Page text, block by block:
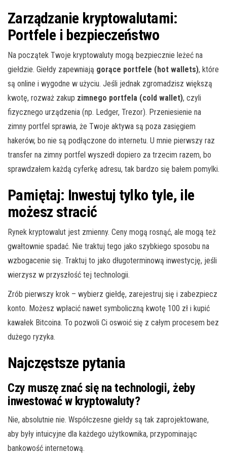
Zarządzanie kryptowalutami:
Portfele i bezpieczeństwo
Na początek Twoje kryptowaluty mogą bezpiecznie leżeć na
giełdzie. Giełdy zapewniają gorące portfele (hot wallets), które
są online i wygodne w użyciu. Jeśli jednak zgromadzisz większą
kwotę, rozważ zakup zimnego portfela (cold wallet), czyli
fizycznego urządzenia (np. Ledger, Trezor). Przeniesienie na
zimny portfel sprawia, że Twoje aktywa są poza zasięgiem
hakerów, bo nie są podłączone do internetu. U mnie pierwszy raz
transfer na zimny portfel wyszedł dopiero za trzecim razem, bo
sprawdzałem każdą cyferkę adresu, tak bardzo się bałem pomylki.
Pamiętaj: Inwestuj tylko tyle, ile
możesz stracić
Rynek kryptowalut jest zmienny. Ceny mogą rosnąć, ale mogą też
gwałtownie spadać. Nie traktuj tego jako szybkiego sposobu na
wzbogacenie się. Traktuj to jako długoterminową inwestycję, jeśli
wierzysz w przyszłość tej technologii.
Zrób pierwszy krok – wybierz giełdę, zarejestruj się i zabezpiecz
konto. Możesz wpłacić nawet symboliczną kwotę 100 zł i kupić
kawałek Bitcoina. To pozwoli Ci oswoić się z całym procesem bez
dużego ryzyka.
Najczęstsze pytania
Czy muszę znać się na technologii, żeby
inwestować w kryptowaluty?
Nie, absolutnie nie. Współczesne giełdy są tak zaprojektowane,
aby były intuicyjne dla każdego użytkownika, przypominając
bankowość internetową.